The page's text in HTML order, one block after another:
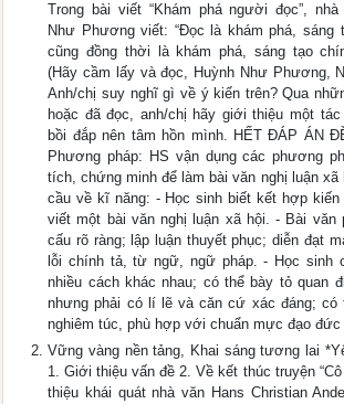
Trong bài viết “Khám phá người đọc”,
Như Phương viết: “Đọc là khám phá, sáng
cũng đồng thời là khám phá, sáng tạo
(Hãy cầm lấy và đọc, Huỳnh Như Phương,
Anh/chị suy nghĩ gì về ý kiến trên? Qua
hoặc đã đọc, anh/chị hãy giới thiệu một
bồi đắp nên tâm hồn mình. HẾT ĐÁP ÁN
Phương pháp: HS vận dụng các phương
tích, chứng minh để làm bài văn nghị luận xã
cầu về kĩ năng: - Học sinh biết kết hợp
viết một bài văn nghị luận xã hội. - Bài văn
cấu rõ ràng; lập luận thuyết phục; diễn đạt
lỗi chính tả, từ ngữ, ngữ pháp. - Học sinh
nhiều cách khác nhau; có thể bày tỏ quan
nhưng phải có lí lẽ và căn cứ xác đáng; có
nghiêm túc, phù hợp với chuẩn mực đạo đức
Vững vàng nền tảng, Khai sáng tương lai
1. Giới thiệu vấn đề 2. Về kết thúc truyện
thiệu khái quát nhà văn Hans Christian